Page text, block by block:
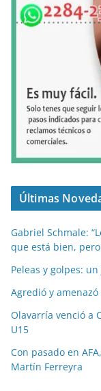
Últimas
Gabriel Schmale:
que está bien,
Peleas y golpes:
Agredió y
Olavarría venció a
U15
Con pasado en
Martín Ferreyra